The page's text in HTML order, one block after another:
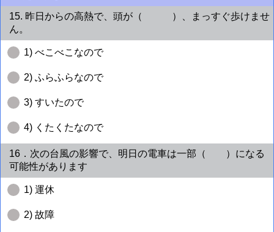
15. 昨日からの高熱で、頭が（ ）、まっすぐ歩けませ
ん。
1) べこべこなので
2) ふらふらなので
3) すいたので
4) くたくたなので
16．次の台風の影響で、明日の電車は一部（ ）になる
可能性があります
1) 運休
2) 故障